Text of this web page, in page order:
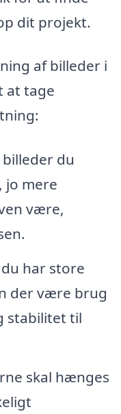
dit projekt.
af billeder i
at tage
billeder du
jo mere
være,
du har store
der være brug
stabilitet til
skal hænges